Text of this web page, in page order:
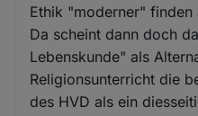
Ethik "moderner" finden
Da scheint dann doch
Lebenskunde" als
Religionsunterricht die
des HVD als ein